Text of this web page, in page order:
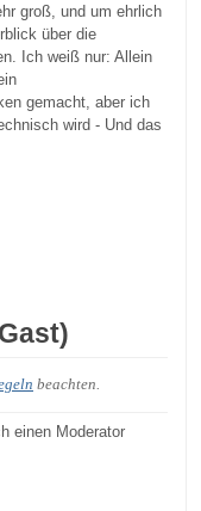
groß, und um ehrlich
über die
Ich weiß nur: Allein
gemacht, aber ich
wird - Und das
beachten.
einen Moderator